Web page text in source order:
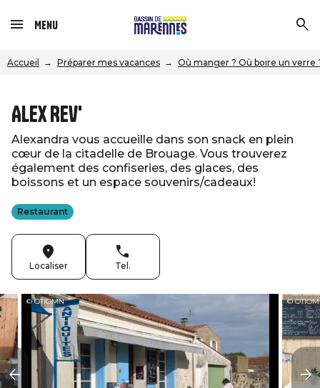
Menu
Accueil Préparer mes vacances Où manger ? Où boire un verre
Alex Rev'
Alexandra vous accueille dans son snack en plein
cœur de la citadelle de Brouage. Vous trouverez
également des confiseries, des glaces, des
boissons et un espace souvenirs/cadeaux!
Restaurant
Localiser Tel.
© OTIOMN ©